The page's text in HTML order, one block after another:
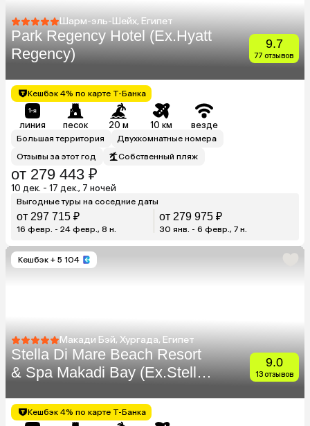
Шарм-эль-Шейх, Египет
Park Regency Hotel (Ex.Hyatt
Regency)
9.7
77 отзывов
Кешбэк 4% по карте Т-Банка
линия песок 20 м 10 км везде
Большая территория
Двухкомнатные номера
Отзывы за этот год
Собственный пляж
от 279 443 ₽
10 дек. - 17 дек., 7 ночей
Выгодные туры на соседние даты
от 297 715 ₽
16 февр. - 24 февр., 8 н.
от 279 975 ₽
30 янв. - 6 февр., 7 н.
Кешбэк + 5 104
Макади Бэй, Хургада, Египет
Stella Di Mare Beach Resort
& Spa Makadi Bay (Ex.Stella
9.0
13 отзывов
Кешбэк 4% по карте Т-Банка